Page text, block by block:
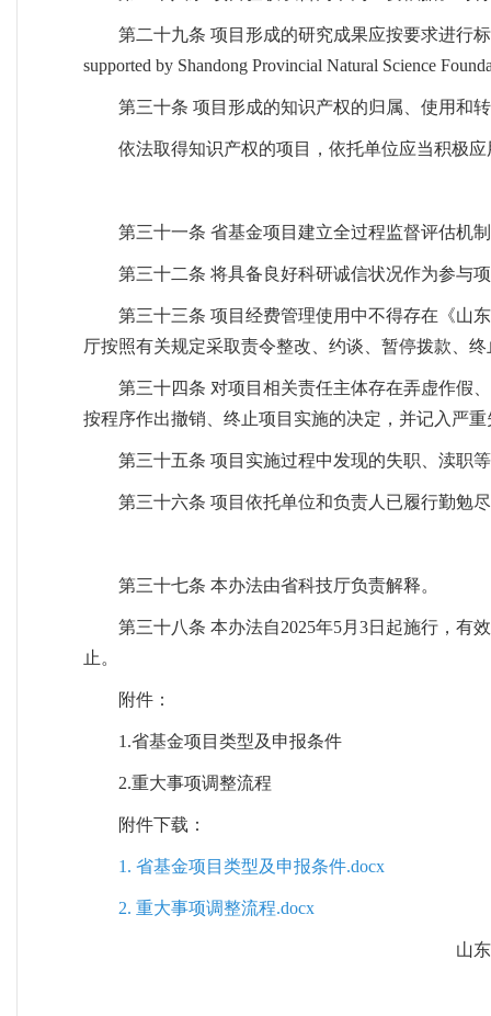
第二十九条 项目形成的研究成果应按要求进行
supported by Shandong Provincial Natural Science
第三十条 项目形成的知识产权的归属、使用和
依法取得知识产权的项目，依托单位应当积极
第三十一条 省基金项目建立全过程监督评估机
第三十二条 将具备良好科研诚信状况作为参与
第三十三条 项目经费管理使用中不得存在《山
厅按照有关规定采取责令整改、约谈、暂停拨款、
第三十四条 对项目相关责任主体存在弄虚作假
按程序作出撤销、终止项目实施的决定，并记入严
第三十五条 项目实施过程中发现的失职、渎职
第三十六条 项目依托单位和负责人已履行勤勉
第三十七条 本办法由省科技厅负责解释。
第三十八条 本办法自2025年5月3日起施行，有
止。
附件：
1.省基金项目类型及申报条件
2.重大事项调整流程
附件下载：
1. 省基金项目类型及申报条件.docx
2. 重大事项调整流程.docx
山